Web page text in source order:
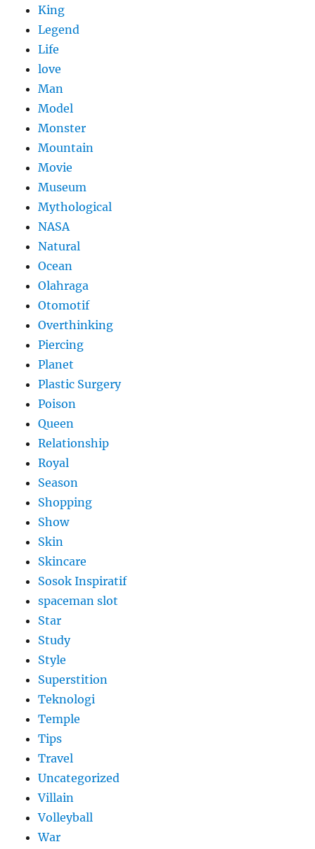
King
Legend
Life
love
Man
Model
Monster
Mountain
Movie
Museum
Mythological
NASA
Natural
Ocean
Olahraga
Otomotif
Overthinking
Piercing
Planet
Plastic Surgery
Poison
Queen
Relationship
Royal
Season
Shopping
Show
Skin
Skincare
Sosok Inspiratif
spaceman slot
Star
Study
Style
Superstition
Teknologi
Temple
Tips
Travel
Uncategorized
Villain
Volleyball
War